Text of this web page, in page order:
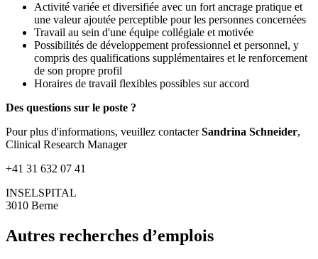
Activité variée et diversifiée avec un fort ancrage pratique et
une valeur ajoutée perceptible pour les personnes concernées
Travail au sein d'une équipe collégiale et motivée
Possibilités de développement professionnel et personnel, y
compris des qualifications supplémentaires et le renforcement
de son propre profil
Horaires de travail flexibles possibles sur accord
Des questions sur le poste ?
Pour plus d'informations, veuillez contacterSandrina Schneider,
Clinical Research Manager
+41 31 632 07 41
INSELSPITAL
3010 Berne
Autres recherches d’emplois